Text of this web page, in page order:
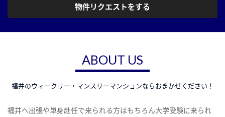
物件リクエストをする
ABOUT US
福井のウィークリー・マンスリーマンションならおまかせください！
福井へ出張や単身赴任で来られる方はもちろん大学受験に来られ